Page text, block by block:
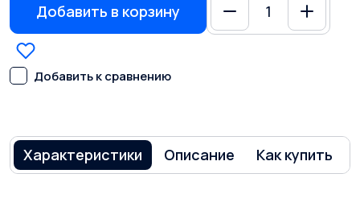
Добавить в корзину
Добавить к сравнению
Характеристики Описание Как купить